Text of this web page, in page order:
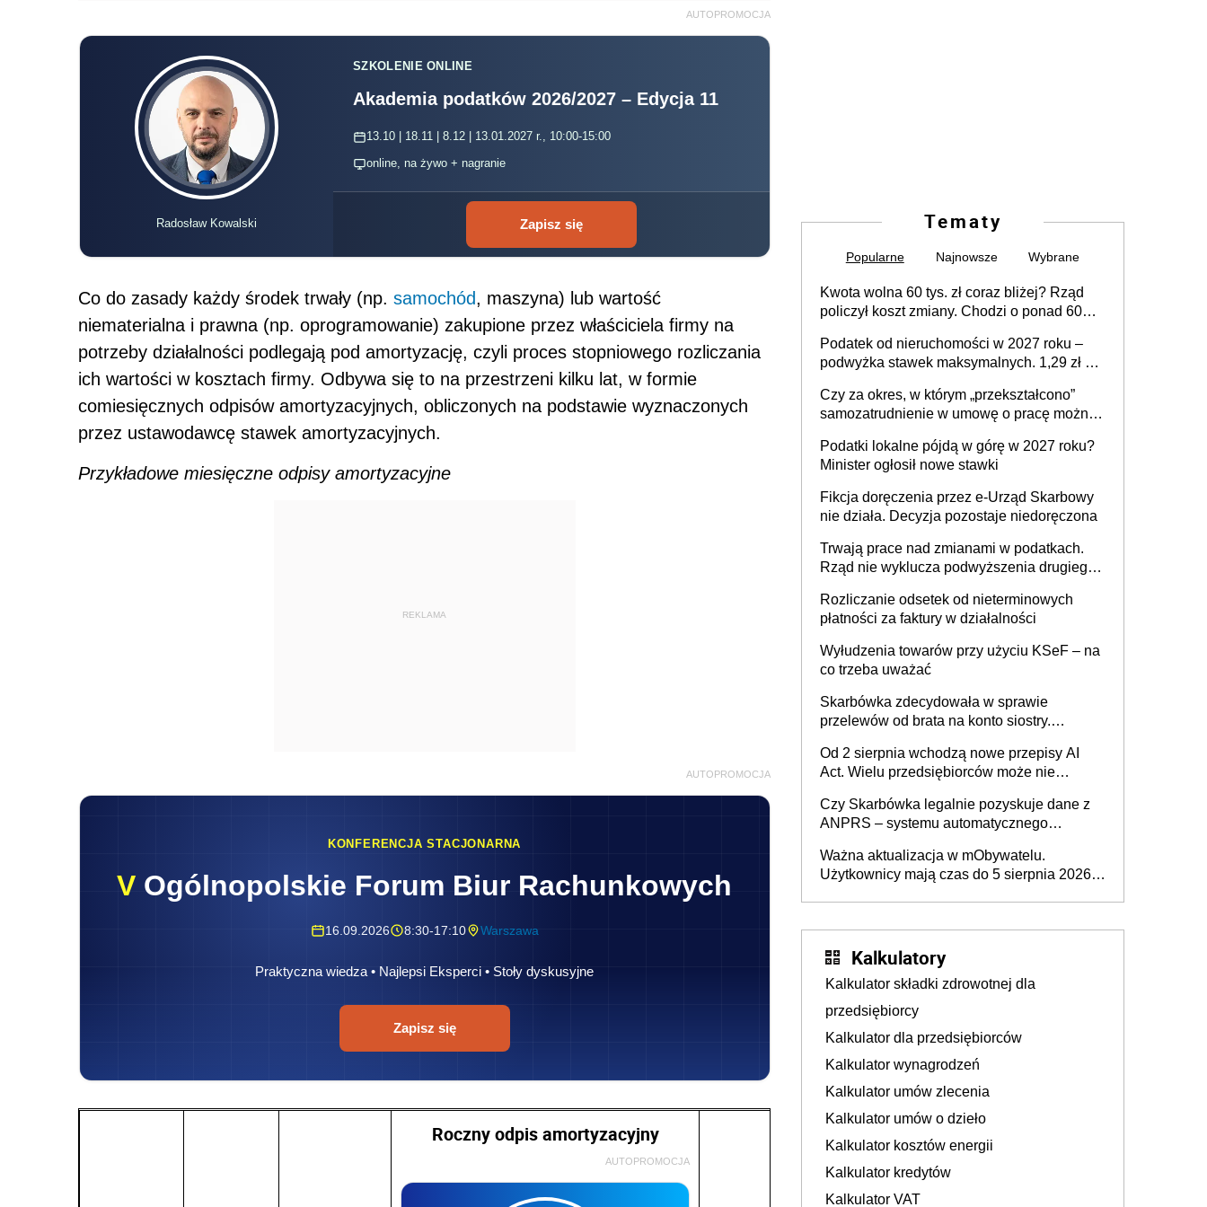
AUTOPROMOCJA
Radosław Kowalski
SZKOLENIE ONLINE
Akademia podatków 2026/2027 – Edycja 11
13.10 | 18.11 | 8.12 | 13.01.2027 r., 10:00-15:00
online, na żywo + nagranie
Zapisz się
Co do zasady każdy środek trwały (np. samochód, maszyna) lub wartość
niematerialna i prawna (np. oprogramowanie) zakupione przez właściciela firmy na
potrzeby działalności podlegają pod amortyzację, czyli proces stopniowego rozliczania
ich wartości w kosztach firmy. Odbywa się to na przestrzeni kilku lat, w formie
comiesięcznych odpisów amortyzacyjnych, obliczonych na podstawie wyznaczonych
przez ustawodawcę stawek amortyzacyjnych.
Przykładowe miesięczne odpisy amortyzacyjne
REKLAMA
AUTOPROMOCJA
KONFERENCJA STACJONARNA
V Ogólnopolskie Forum Biur Rachunkowych
16.09.2026 8:30-17:10 Warszawa
Praktyczna wiedza • Najlepsi Eksperci • Stoły dyskusyjne
Zapisz się
Roczny odpis amortyzacyjny
AUTOPROMOCJA
Tematy
Popularne Najnowsze Wybrane
Kwota wolna 60 tys. zł coraz bliżej? Rząd
policzył koszt zmiany. Chodzi o ponad 60
Podatek od nieruchomości w 2027 roku –
podwyżka stawek maksymalnych. 1,29 zł za
budynków i lokali związanych z
prowadzeniem działalności gospodarczej
Czy za okres, w którym „przekształcono”
samozatrudnienie w umowę o pracę można
umowy cywilnoprawnej jedynym
racjonalnym wyjściem
Podatki lokalne pójdą w górę w 2027 roku?
Minister ogłosił nowe stawki
Fikcja doręczenia przez e-Urząd Skarbowy
nie działa. Decyzja pozostaje niedoręczona
Trwają prace nad zmianami w podatkach.
Rząd nie wyklucza podwyższenia drugiego
Rozliczanie odsetek od nieterminowych
płatności za faktury w działalności
Wyłudzenia towarów przy użyciu KSeF – na
co trzeba uważać
Skarbówka zdecydowała w sprawie
przelewów od brata na konto siostry.
darowizna, ale podatku jednak nie będzie
Od 2 sierpnia wchodzą nowe przepisy AI
Act. Wielu przedsiębiorców może nie
Czy Skarbówka legalnie pozyskuje dane z
ANPRS – systemu automatycznego
pojazdów z kamer drogowych?
Ważna aktualizacja w mObywatelu.
Użytkownicy mają czas do 5 sierpnia 2026
Kalkulatory
Kalkulator składki zdrowotnej dla
przedsiębiorcy
Kalkulator dla przedsiębiorców
Kalkulator wynagrodzeń
Kalkulator umów zlecenia
Kalkulator umów o dzieło
Kalkulator kosztów energii
Kalkulator kredytów
Kalkulator VAT